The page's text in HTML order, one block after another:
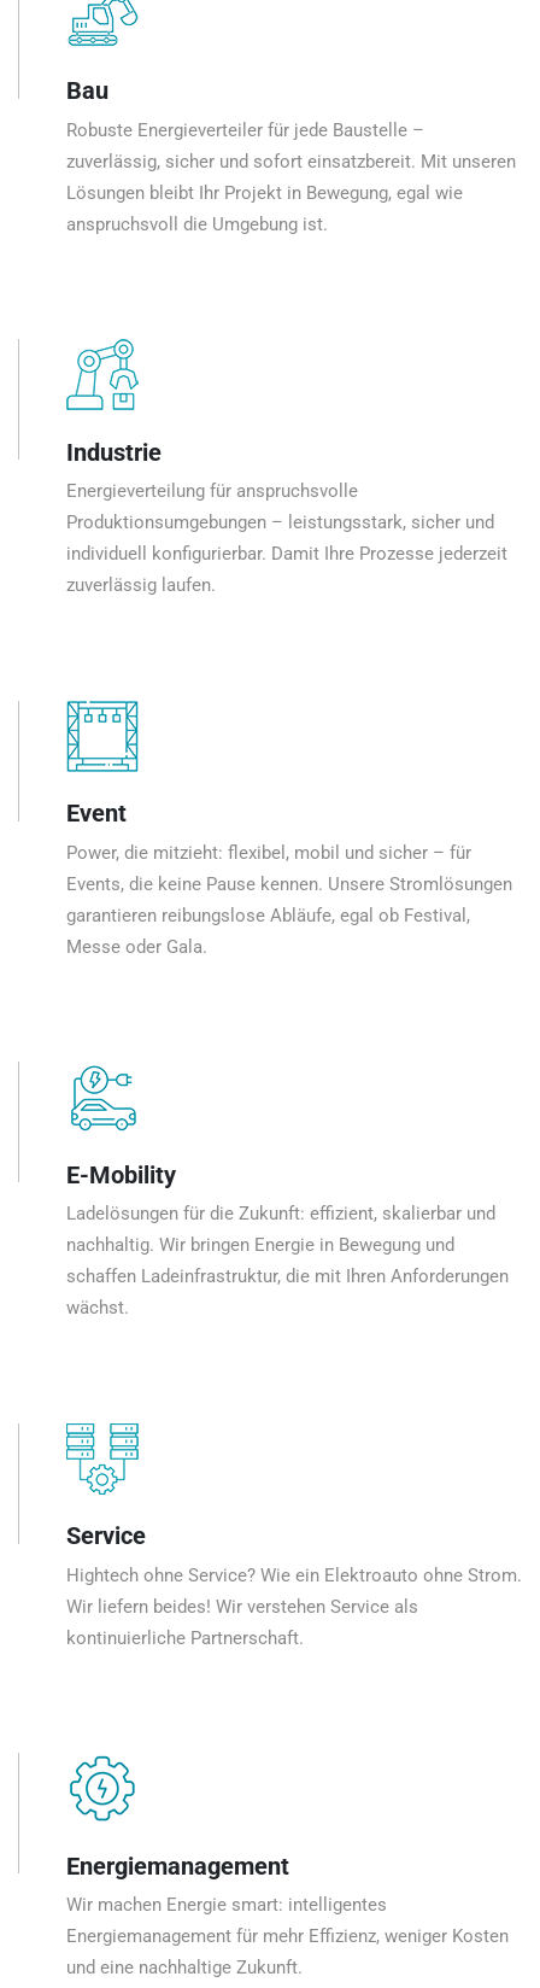
Bau
Robuste Energieverteiler für jede Baustelle –
zuverlässig, sicher und sofort einsatzbereit. Mit unseren
Lösungen bleibt Ihr Projekt in Bewegung, egal wie
anspruchsvoll die Umgebung ist.
Industrie
Energieverteilung für anspruchsvolle
Produktionsumgebungen – leistungsstark, sicher und
individuell konfigurierbar. Damit Ihre Prozesse jederzeit
zuverlässig laufen.
Event
Power, die mitzieht: flexibel, mobil und sicher – für
Events, die keine Pause kennen. Unsere Stromlösungen
garantieren reibungslose Abläufe, egal ob Festival,
Messe oder Gala.
E-Mobility
Ladelösungen für die Zukunft: effizient, skalierbar und
nachhaltig. Wir bringen Energie in Bewegung und
schaffen Ladeinfrastruktur, die mit Ihren Anforderungen
wächst.
Service
Hightech ohne Service? Wie ein Elektroauto ohne Strom.
Wir liefern beides! Wir verstehen Service als
kontinuierliche Partnerschaft.
Energiemanagement
Wir machen Energie smart: intelligentes
Energiemanagement für mehr Effizienz, weniger Kosten
und eine nachhaltige Zukunft.